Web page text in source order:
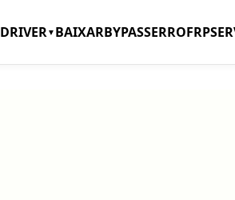
DRIVER▼ BAIXARBYPASSERROFRP